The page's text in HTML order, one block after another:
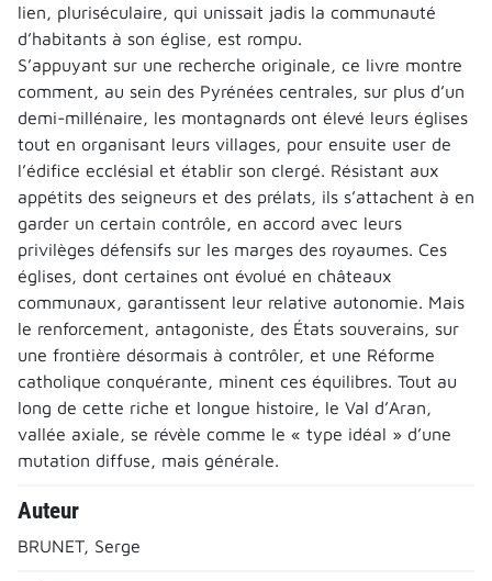
lien, pluriséculaire, qui unissait jadis la communauté
d’habitants à son église, est rompu.
S’appuyant sur une recherche originale, ce livre montre
comment, au sein des Pyrénées centrales, sur plus d’un
demi-millénaire, les montagnards ont élevé leurs églises
tout en organisant leurs villages, pour ensuite user de
l’édifice ecclésial et établir son clergé. Résistant aux
appétits des seigneurs et des prélats, ils s’attachent à en
garder un certain contrôle, en accord avec leurs
privilèges défensifs sur les marges des royaumes. Ces
églises, dont certaines ont évolué en châteaux
communaux, garantissent leur relative autonomie. Mais
le renforcement, antagoniste, des États souverains, sur
une frontière désormais à contrôler, et une Réforme
catholique conquérante, minent ces équilibres. Tout au
long de cette riche et longue histoire, le Val d’Aran,
vallée axiale, se révèle comme le « type idéal » d’une
mutation diffuse, mais générale.
Auteur
BRUNET, Serge